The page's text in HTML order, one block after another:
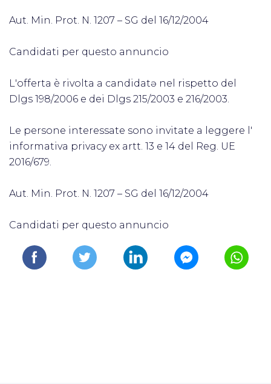
Aut. Min. Prot. N. 1207 – SG del 16/12/2004
Candidati per questo annuncio
L'offerta è rivolta a candidatə nel rispetto del
Dlgs 198/2006 e dei Dlgs 215/2003 e 216/2003.
Le persone interessate sono invitate a leggere l'
informativa privacy ex artt. 13 e 14 del Reg. UE
2016/679.
Aut. Min. Prot. N. 1207 – SG del 16/12/2004
Candidati per questo annuncio